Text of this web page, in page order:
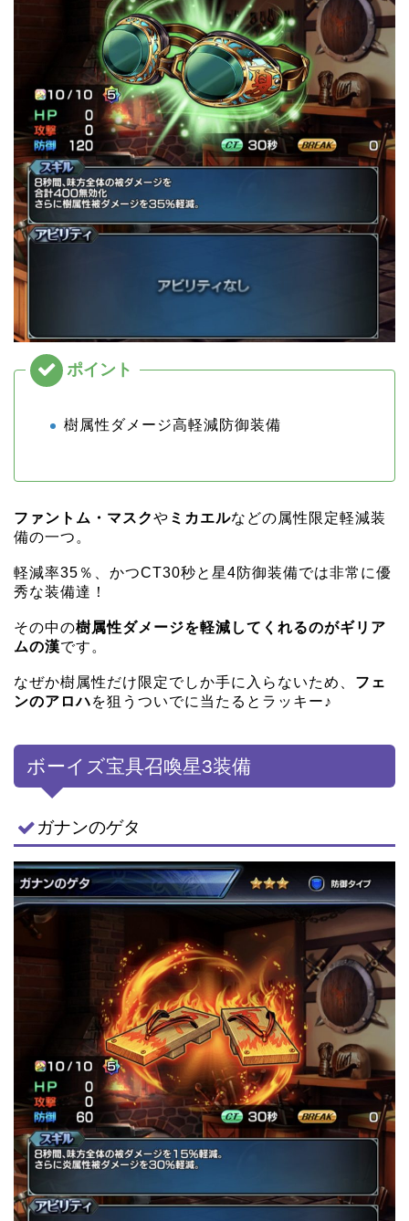
樹属性ダメージ高軽減防御装備
ファントム・マスクや ミカエルなどの属性限定軽減装
備の一つ。
軽減率35％、かつCT30秒と星4防御装備では非常に優
秀な装備達！
その中の樹属性ダメージを軽減してくれるのがギリア
ムの漢です。
なぜか樹属性だけ限定でしか手に入らないため、 フェ
ンのアロハを狙うついでに当たるとラッキー♪
ボーイズ宝具召喚星3装備
ガナンのゲタ